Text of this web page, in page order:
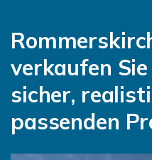
verkaufen
sicher,
passenden